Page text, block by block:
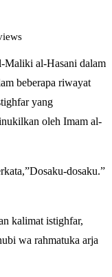
Maliki al-Hasani dalam
beberapa riwayat
oleh Imam al-
dosaku.”
wa rahmatuka arja